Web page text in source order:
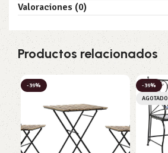
Valoraciones (0)
Productos relacionados
-39%
-39%
AGOTADO